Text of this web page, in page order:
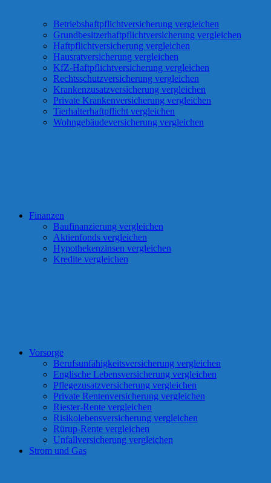
Betriebshaftpflichtversicherung vergleichen
Grundbesitzerhaftpflichtversicherung vergleichen
Haftpflichtversicherung vergleichen
Hausratversicherung vergleichen
KfZ-Haftpflichtversicherung vergleichen
Rechtsschutzversicherung vergleichen
Krankenzusatzversicherung vergleichen
Private Krankenversicherung vergleichen
Tierhalterhaftpflicht vergleichen
Wohngebäudeversicherung vergleichen
Finanzen
Baufinanzierung vergleichen
Aktienfonds vergleichen
Hypothekenzinsen vergleichen
Kredite vergleichen
Vorsorge
Berufsunfähigkeitsversicherung vergleichen
Englische Lebensversicherung vergleichen
Pflegezusatzversicherung vergleichen
Private Rentenversicherung vergleichen
Riester-Rente vergleichen
Risikolebensversicherung vergleichen
Rürup-Rente vergleichen
Unfallversicherung vergleichen
Strom und Gas